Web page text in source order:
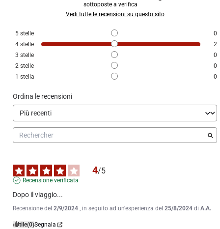
sottoposte a verifica
Vedi tutte le recensioni su questo sito
5 stelle
0
4 stelle
2
3 stelle
0
2 stelle
0
1 stella 0
Ordina le recensioni
4/5
Recensione verificata
Dopo il viaggio...
Recensione del 2/9/2024 , in seguito ad un'esperienza del 25/8/2024 di A.A.
Utile(0)Segnala